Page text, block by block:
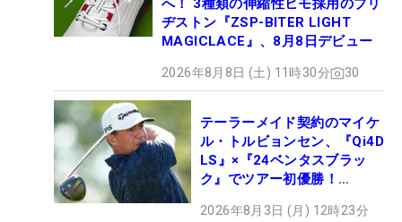
へ！ 3種類の伸縮性ヒモ採用のブリ
ヂストン『ZSP-BITER LIGHT
MAGICLACE』、8月8日デビュー
2026年8月8日 (土) 11時30分 30
テーラーメイド契約のマイケ
ル・トルビョンセン、『Qi4D
LS』×『24ベンタスブラッ
ク』でツアー初優勝！
2026年8月3日 (月) 12時23分